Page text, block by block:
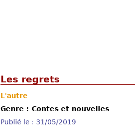
Les regrets
L'autre
Genre : Contes et nouvelles
Publié le : 31/05/2019